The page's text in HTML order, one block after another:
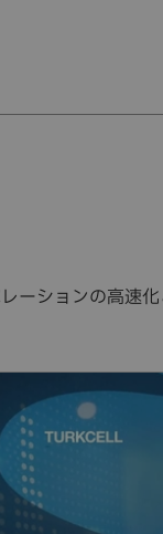
ーションの高速